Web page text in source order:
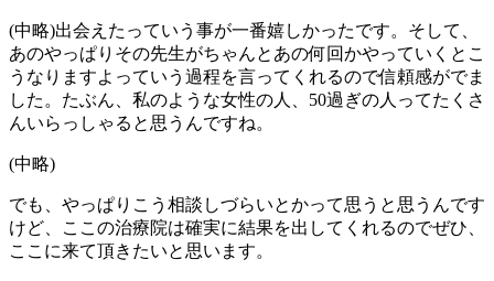
(中略)出会えたっていう事が一番嬉しかったです。そして、
あのやっぱりその先生がちゃんとあの何回かやっていくとこ
うなりますよっていう過程を言ってくれるので信頼感がでま
した。たぶん、私のような女性の人、50過ぎの人ってたくさ
んいらっしゃると思うんですね。
(中略)
でも、やっぱりこう相談しづらいとかって思うと思うんです
けど、ここの治療院は確実に結果を出してくれるのでぜひ、
ここに来て頂きたいと思います。